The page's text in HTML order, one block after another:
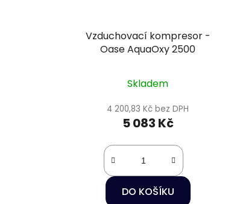
Vzduchovací kompresor -
Oase AquaOxy 2500
Skladem
4 200,83 Kč bez DPH
5 083 Kč
DO KOŠÍKU